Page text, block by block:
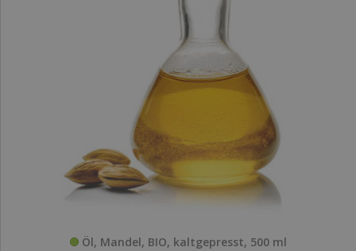
Öl, Mandel, BIO, kaltgepresst, 500 ml